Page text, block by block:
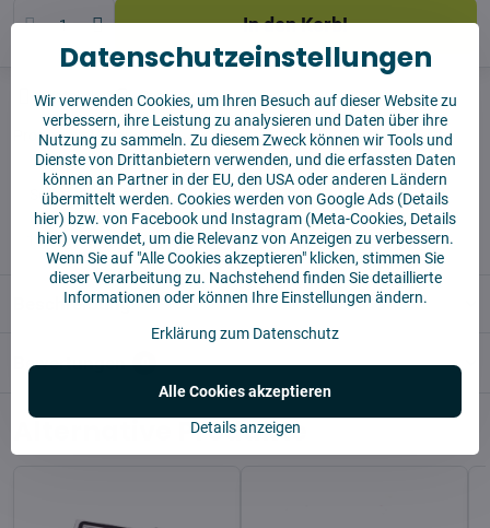
In den Korb!
Watchdog Sendungen
Produzent:Vysajto.sk
✅ Sofort versandfertig
✅ KOSTENLOSE Lieferung ab 55 EUR
✅14 Tage für die Rücksendung der Ware
Beschreibung
Bewertungen 0
Alternative Produkte
Datenschutzeinstellungen
Wir verwenden Cookies, um Ihren Besuch auf dieser Website zu
verbessern, ihre Leistung zu analysieren und Daten über ihre
Nutzung zu sammeln. Zu diesem Zweck können wir Tools und
Dienste von Drittanbietern verwenden, und die erfassten Daten
können an Partner in der EU, den USA oder anderen Ländern
übermittelt werden. Cookies werden von Google Ads (Details
hier) bzw. von Facebook und Instagram (Meta-Cookies, Details
hier) verwendet, um die Relevanz von Anzeigen zu verbessern.
Wenn Sie auf "Alle Cookies akzeptieren" klicken, stimmen Sie
dieser Verarbeitung zu. Nachstehend finden Sie detaillierte
Informationen oder können Ihre Einstellungen ändern.
Erklärung zum Datenschutz
Details anzeigen
Alle Cookies akzeptieren